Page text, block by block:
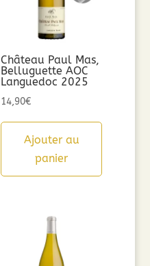
Château Paul Mas,
Belluguette AOC
Languedoc 2025
14,90€
Ajouter au
panier